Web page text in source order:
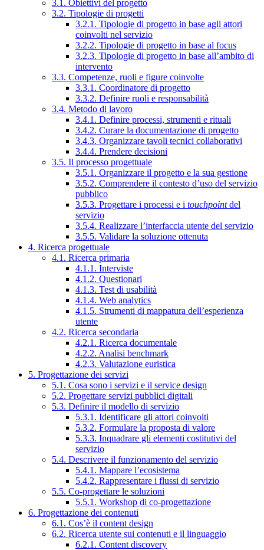
3.1. Obiettivi del progetto
3.2. Tipologie di progetti
3.2.1. Tipologie di progetto in base agli attori
coinvolti nel servizio
3.2.2. Tipologie di progetto in base al focus
3.2.3. Tipologie di progetto in base all’ambito di
intervento
3.3. Competenze, ruoli e figure coinvolte
3.3.1. Coordinatore di progetto
3.3.2. Definire ruoli e responsabilità
3.4. Metodo di lavoro
3.4.1. Definire processi, strumenti e rituali
3.4.2. Curare la documentazione di progetto
3.4.3. Organizzare tavoli tecnici collaborativi
3.4.4. Prendere decisioni
3.5. Il processo progettuale
3.5.1. Organizzare il progetto e la sua gestione
3.5.2. Comprendere il contesto d’uso del servizio
pubblico
3.5.3. Progettare i processi e i touchpointdel
servizio
3.5.4. Realizzare l’interfaccia utente del servizio
3.5.5. Validare la soluzione ottenuta
4. Ricerca progettuale
4.1. Ricerca primaria
4.1.1. Interviste
4.1.2. Questionari
4.1.3. Test di usabilità
4.1.4. Web analytics
4.1.5. Strumenti di mappatura dell’esperienza
utente
4.2. Ricerca secondaria
4.2.1. Ricerca documentale
4.2.2. Analisi benchmark
4.2.3. Valutazione euristica
5. Progettazione dei servizi
5.1. Cosa sono i servizi e il service design
5.2. Progettare servizi pubblici digitali
5.3. Definire il modello di servizio
5.3.1. Identificare gli attori coinvolti
5.3.2. Formulare la proposta di valore
5.3.3. Inquadrare gli elementi costitutivi del
servizio
5.4. Descrivere il funzionamento del servizio
5.4.1. Mappare l’ecosistema
5.4.2. Rappresentare i flussi di servizio
5.5. Co-progettare le soluzioni
5.5.1. Workshop di co-progettazione
6. Progettazione dei contenuti
6.1. Cos’è il content design
6.2. Ricerca utente sui contenuti e il linguaggio
6.2.1. Content discovery